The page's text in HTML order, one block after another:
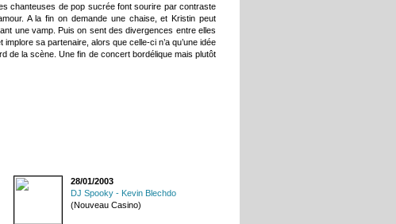
chanteuses de pop sucrée font sourire par contraste
A la fin on demande une chaise, et Kristin peut
une vamp. Puis on sent des divergences entre elles
sa partenaire, alors que celle-ci n’a qu’une idée
de la scène. Une fin de concert bordélique mais plutôt
28/01/2003
DJ Spooky - Kevin Blechdo
(Nouveau Casino)